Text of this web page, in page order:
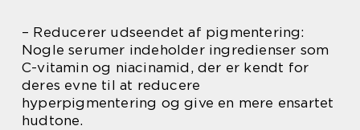
– Reducerer udseendet af pigmentering:
Nogle serumer indeholder ingredienser som
C-vitamin og niacinamid, der er kendt for
deres evne til at reducere
hyperpigmentering og give en mere ensartet
hudtone.